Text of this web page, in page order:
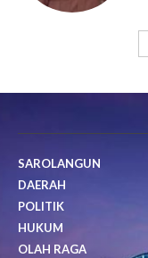
SAROLANGUN
DAERAH
POLITIK
HUKUM
OLAH RAGA